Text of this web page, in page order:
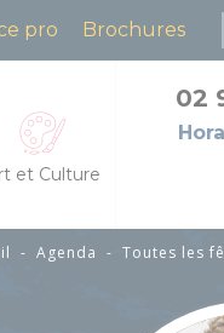
pro Brochures
et manifestations
et Culture
dans les Chapelles
02
- Agenda - Toutes les